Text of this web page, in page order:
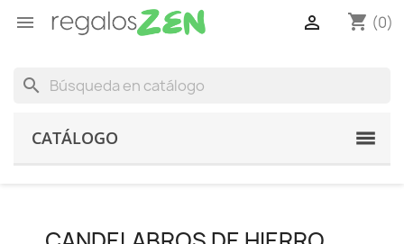
 shopping_cart (0)

search
CATÁLOGO